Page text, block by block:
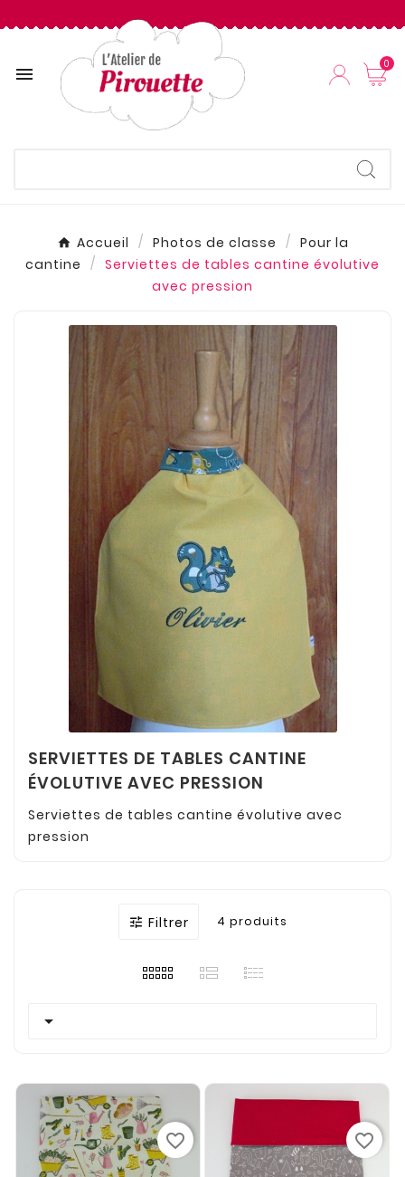
 0
Accueil Photos de classe
Pour la
cantine
Serviettes de tables cantine évolutive
avec pression
SERVIETTES DE TABLES CANTINE
ÉVOLUTIVE AVEC PRESSION
Serviettes de tables cantine évolutive avec
pression
 Filtrer 4 produits

favorite_border favorite_border